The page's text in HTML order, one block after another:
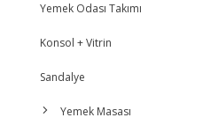
Koltuk + Kanepe
Köşe Koltuk
Berjer
Puff
Yemek Odası Takımı
Konsol + Vitrin
Sandalye
Yemek Masası